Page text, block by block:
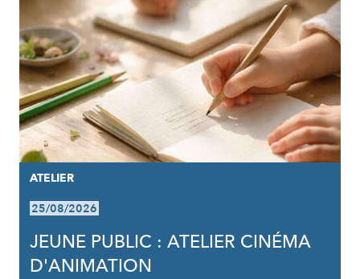
ATELIER
25/08/2026
JEUNE PUBLIC : ATELIER CINÉMA
D'ANIMATION